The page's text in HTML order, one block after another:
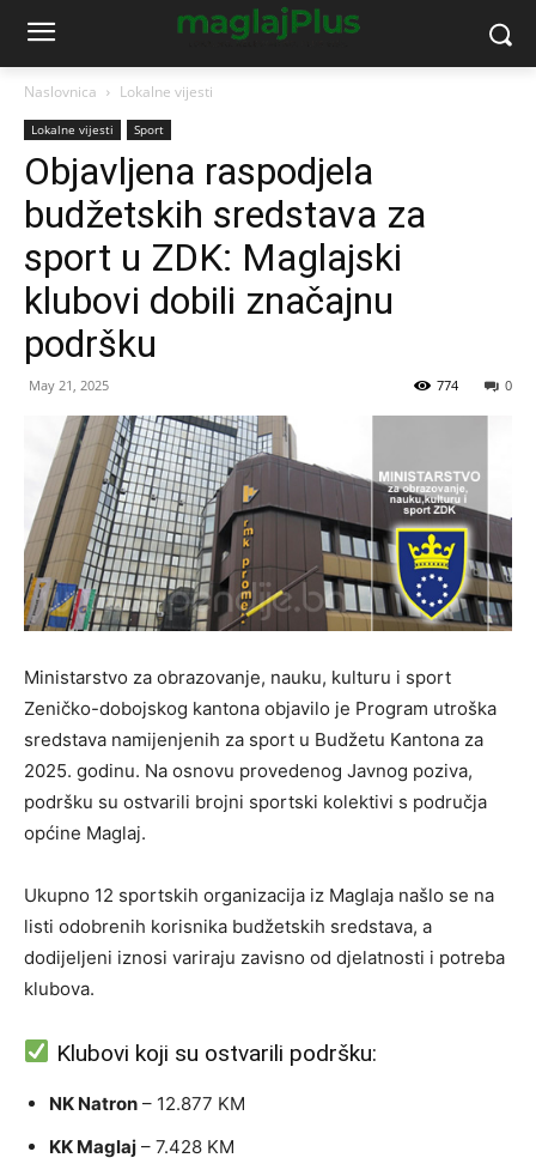
Naslovnica Lokalne vijesti
Lokalne vijesti Sport
Objavljena raspodjela
budžetskih sredstava za
sport u ZDK: Maglajski
klubovi dobili značajnu
podršku
May 21, 2025 0
774
Ministarstvo za obrazovanje, nauku, kulturu i sport
Zeničko-dobojskog kantona objavilo je Program utroška
sredstava namijenjenih za sport u Budžetu Kantona za
2025. godinu. Na osnovu provedenog Javnog poziva,
podršku su ostvarili brojni sportski kolektivi s područja
općine Maglaj.
Ukupno 12 sportskih organizacija iz Maglaja našlo se na
listi odobrenih korisnika budžetskih sredstava, a
dodijeljeni iznosi variraju zavisno od djelatnosti i potreba
klubova.
Klubovi koji su ostvarili podršku:
NK Natron – 12.877 KM
KK Maglaj – 7.428 KM